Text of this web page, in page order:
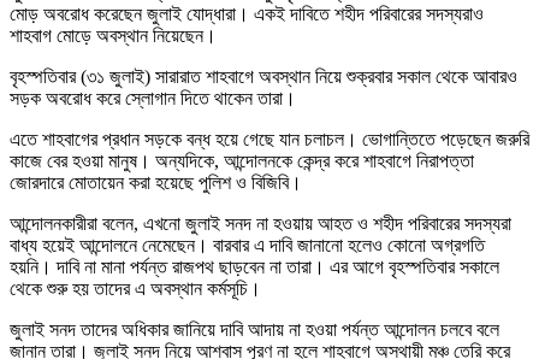
মোড় অবরোধ করেছেন জুলাই যোদ্ধারা। একই দাবিতে শহীদ পরিবারের সদস্যরাও
শাহবাগ মোড়ে অবস্থান নিয়েছেন।
বৃহস্পতিবার (৩১ জুলাই) সারারাত শাহবাগে অবস্থান নিয়ে শুক্রবার সকাল থেকে আবারও
সড়ক অবরোধ করে স্লোগান দিতে থাকেন তারা।
এতে শাহবাগের প্রধান সড়কে বন্ধ হয়ে গেছে যান চলাচল। ভোগান্তিতে পড়েছেন জরুরি
কাজে বের হওয়া মানুষ। অন্যদিকে, আন্দোলনকে কেন্দ্র করে শাহবাগে নিরাপত্তা
জোরদারে মোতায়েন করা হয়েছে পুলিশ ও বিজিবি।
আন্দোলনকারীরা বলেন, এখনো জুলাই সনদ না হওয়ায় আহত ও শহীদ পরিবারের সদস্যরা
বাধ্য হয়েই আন্দোলনে নেমেছেন। বারবার এ দাবি জানানো হলেও কোনো অগ্রগতি
হয়নি। দাবি না মানা পর্যন্ত রাজপথ ছাড়বেন না তারা। এর আগে বৃহস্পতিবার সকালে
থেকে শুরু হয় তাদের এ অবস্থান কর্মসূচি।
জুলাই সনদ তাদের অধিকার জানিয়ে দাবি আদায় না হওয়া পর্যন্ত আন্দোলন চলবে বলে
জানান তারা। জুলাই সনদ নিয়ে আশ্বাস পূরণ না হলে শাহবাগে অস্থায়ী মঞ্চ তেরি করে